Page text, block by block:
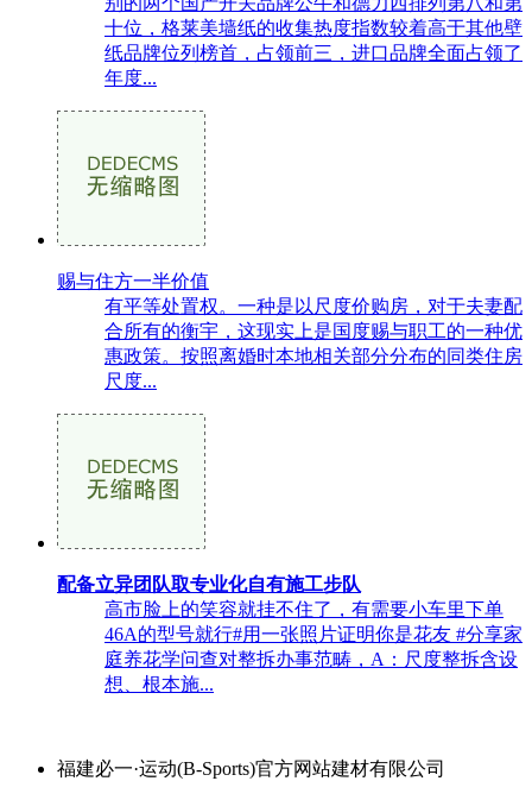
十位，格莱美墙纸的收集热度指数较着高于其他壁
纸品牌位列榜首，占领前三，进口品牌全面占领了
年度...
赐与住方一半价值
有平等处置权。一种是以尺度价购房，对于夫妻配
合所有的衡宇，这现实上是国度赐与职工的一种优
惠政策。按照离婚时本地相关部分分布的同类住房
尺度...
配备立异团队取专业化自有施工步队
高市脸上的笑容就挂不住了，有需要小车里下单
46A的型号就行#用一张照片证明你是花友 #分享家
庭养花学问查对整拆办事范畴，A：尺度整拆含设
想、根本施...
福建必一·运动(B-Sports)官方网站建材有限公司